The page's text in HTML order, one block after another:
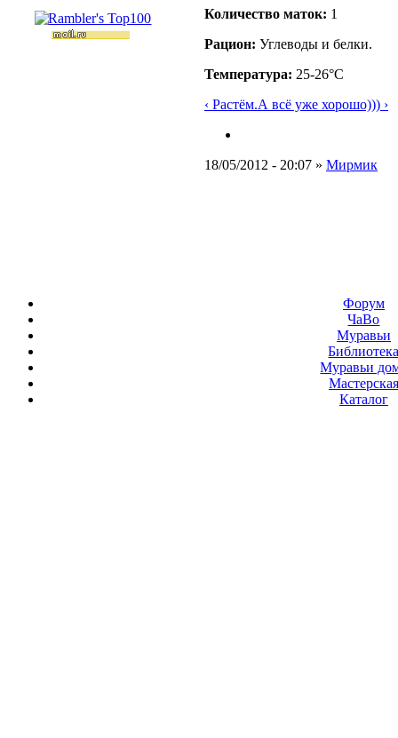
Количество маток: 1
Рацион: Углеводы и белки.
Температура: 25-26°C
‹ Растём.А всё уже хорошо))) ›
18/05/2012 - 20:07 » Мирмик
Форум
ЧаВо
Муравьи
Муравьи
Мастерская
Каталог